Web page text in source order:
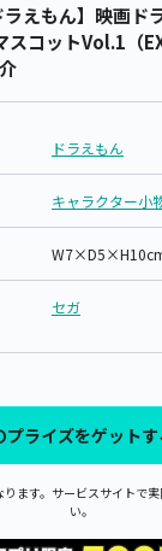
ラえもん】映画ド
ットVol.1（EX
ドラえもん
キャラクター小
セガ
プライズをゲットす
ます。サービスサイトで
い。